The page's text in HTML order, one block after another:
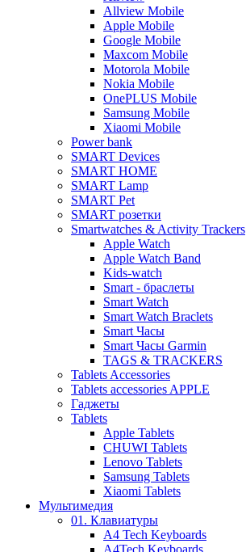
Allview Mobile
Apple Mobile
Google Mobile
Maxcom Mobile
Motorola Mobile
Nokia Mobile
OnePLUS Mobile
Samsung Mobile
Xiaomi Mobile
Power bank
SMART Devices
SMART HOME
SMART Lamp
SMART Pet
SMART розетки
Smartwatches & Activity Trackers
Apple Watch
Apple Watch Band
Kids-watch
Smart - браслеты
Smart Watch
Smart Watch Braclets
Smart Часы
Smart Часы Garmin
TAGS & TRACKERS
Tablets Accessories
Tablets accessories APPLE
Гаджеты
Tablets
Apple Tablets
CHUWI Tablets
Lenovo Tablets
Samsung Tablets
Xiaomi Tablets
Мультимедия
01. Клавиатуры
A4 Tech Keyboards
A4Tech Keyboards